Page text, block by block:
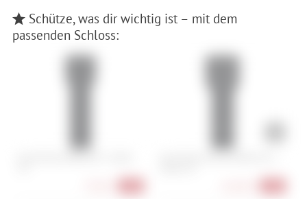
Schütze, was dir wichtig ist – mit dem
passenden Schloss: